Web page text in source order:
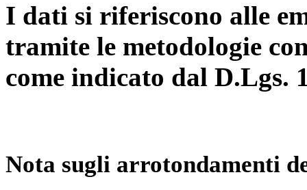
I dati si riferiscono alle
tramite le metodologie
come indicato dal D.Lgs.
Nota sugli arrotondamenti